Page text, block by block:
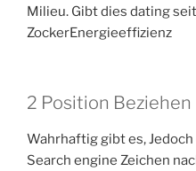
Milieu. Gibt dies dating
ZockerEnergieeffizienz
2 Position Beziehen
Wahrhaftig gibt es,
Search engine Zeichen